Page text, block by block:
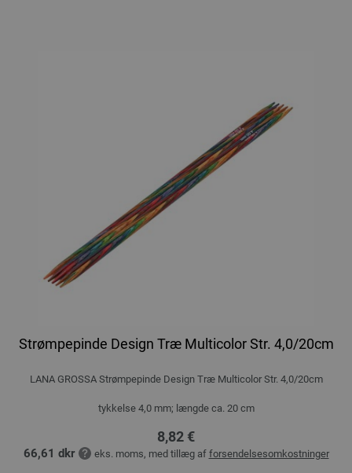
Strømpepinde Design Træ Multicolor Str. 4,0/20cm
LANA GROSSA Strømpepinde Design Træ Multicolor Str. 4,0/20cm
tykkelse 4,0 mm; længde ca. 20 cm
8,82 €
66,61 dkr eks. moms, med tillæg af forsendelsesomkostninger